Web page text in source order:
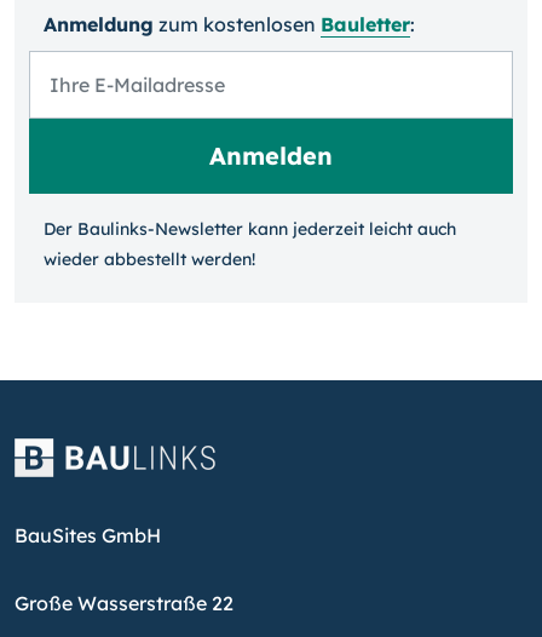
Anmeldung zum kosten­losen Bauletter:
Der Baulinks-Newsletter kann jeder­zeit leicht auch
wieder ab­bestellt werden!
BauSites GmbH
Große Wasserstraße 22